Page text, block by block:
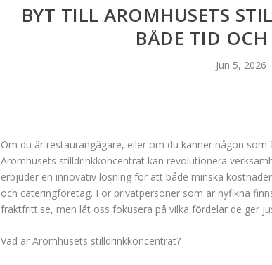
BYT TILL AROMHUSETS
BÅDE TID OCH
Jun 5, 2026
Om du är restaurangägare, eller om du känner någon
Aromhusets stilldrinkkoncentrat kan revolutionera
erbjuder en innovativ lösning för att både minska
och cateringföretag. För privatpersoner som är nyfikna
fraktfritt.se, men låt oss fokusera på vilka fördelar de ger
Vad är Aromhusets stilldrinkkoncentrat?